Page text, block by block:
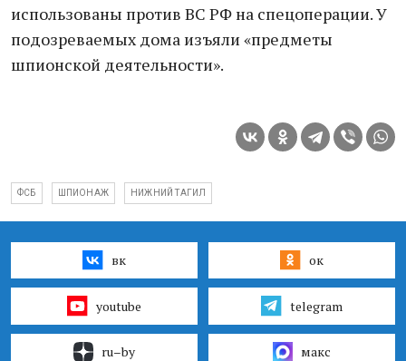
использованы против ВС РФ на спецоперации. У
подозреваемых дома изъяли «предметы
шпионской деятельности».
ФСБ ШПИОНАЖ НИЖНИЙ ТАГИЛ
вк ок
youtube telegram
ru–by макс